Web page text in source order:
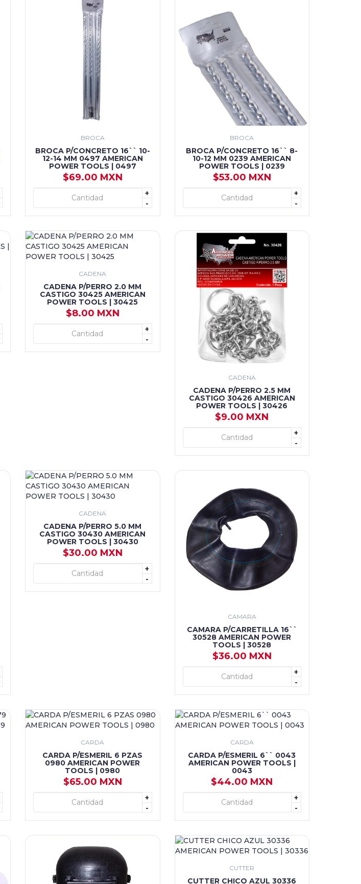
BROCA
BROCA P/CONCRETO 16`` 10-
12-14 MM 0497 AMERICAN
POWER TOOLS | 0497
$69.00 MXN
+
-
+ AGREGAR
BROCA
BROCA P/CONCRETO 16`` 8-
10-12 MM 0239 AMERICAN
POWER TOOLS | 0239
$53.00 MXN
+
-
+ AGREGAR
CADENA
CADENA P/PERRO 2.0 MM
CASTIGO 30425 AMERICAN
POWER TOOLS | 30425
$8.00 MXN
+
-
+ AGREGAR
CADENA
CADENA P/PERRO 2.5 MM
CASTIGO 30426 AMERICAN
POWER TOOLS | 30426
$9.00 MXN
+
-
+ AGREGAR
CADENA
CADENA P/PERRO 5.0 MM
CASTIGO 30430 AMERICAN
POWER TOOLS | 30430
$30.00 MXN
+
-
+ AGREGAR
CAMARA
CAMARA P/CARRETILLA 16``
30528 AMERICAN POWER
TOOLS | 30528
$36.00 MXN
+
-
+ AGREGAR
CARDA
CARDA P/ESMERIL 6 PZAS
0980 AMERICAN POWER
TOOLS | 0980
$65.00 MXN
+
-
+ AGREGAR
CARDA
CARDA P/ESMERIL 6`` 0043
AMERICAN POWER TOOLS |
0043
$44.00 MXN
+
-
+ AGREGAR
CUTTER
CUTTER CHICO AZUL 30336